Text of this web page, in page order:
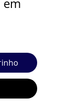
em